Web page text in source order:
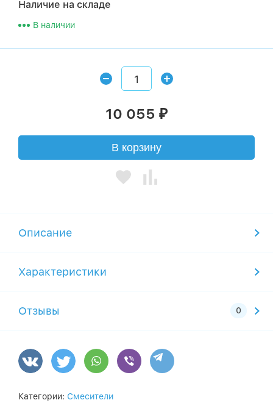
Наличие на складе
В наличии
10 055 ₽
В корзину
Описание
Характеристики
Отзывы
Категории: Смесители